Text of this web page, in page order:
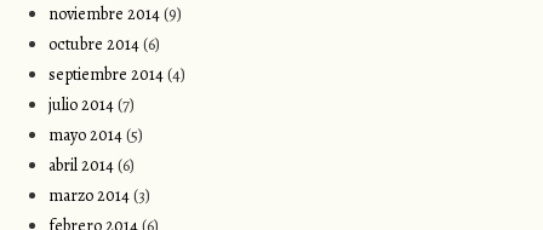
noviembre 2014(9)
octubre 2014(6)
septiembre 2014(4)
julio 2014(7)
mayo 2014(5)
abril 2014(6)
marzo 2014(3)